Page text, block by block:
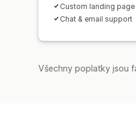
Custom landing page
Chat & email support
Všechny poplatky jsou